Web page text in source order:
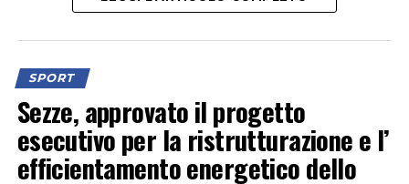
La società sportiva che negli anni si è fatta notare come
SPORT
Sezze, approvato il progetto
esecutivo per la ristrutturazione e l’
efficientamento energetico dello